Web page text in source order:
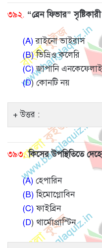
৩৯২. “ব্রেন ফিভার”
(A)রাইনো ভাইরাস
(B)ভিভ্রিও কলেরি
(C)জাপানি
(D) কোনটি নয়
উত্তর :
৩৯৩. কিসের উপস্থিতিতে
(A) হেপারিন
(B)হিমোগ্লোবিন
(C)ফাইব্রিন
(D) থার্মোপ্রাস্টিন